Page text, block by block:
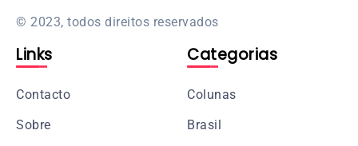
© 2023, todos direitos reservados
Links
Contacto
Sobre
Categorias
Colunas
Brasil